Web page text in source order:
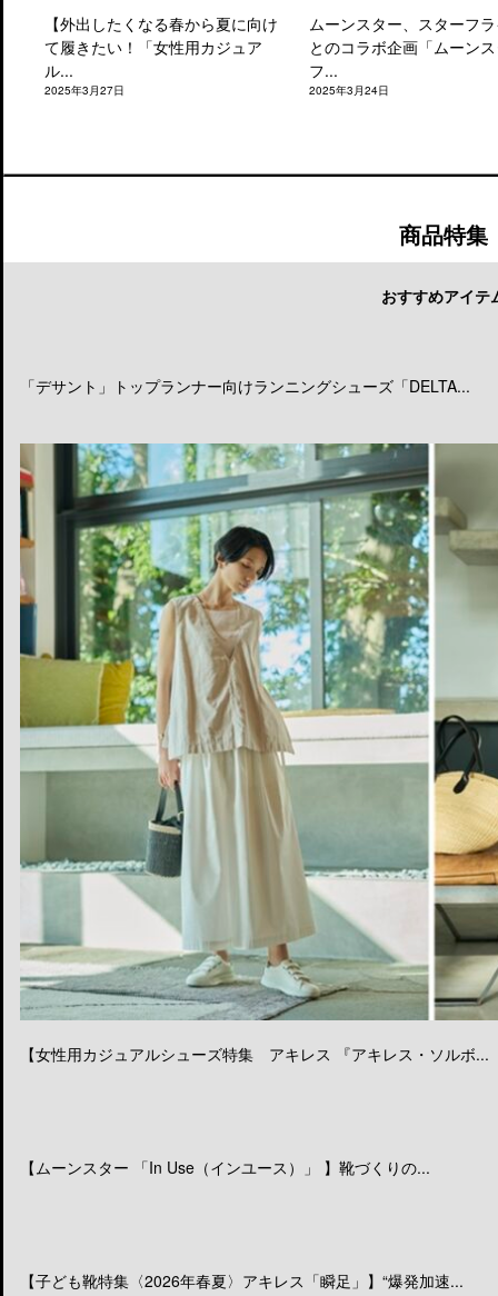
【外出したくなる春から夏に向け
て履きたい！「女性用カジュア
ル...
2025年3月27日
ムーンスター、スターフ
とのコラボ企画「ムーン
フ...
2025年3月24日
商品特集
おすすめアイテ
「デサント」トップランナー向けランニングシューズ「DELTA...
【女性用カジュアルシューズ特集 アキレス 『アキレス・ソルボ...
【ムーンスター 「In Use（インユース）」 】靴づくりの...
【子ども靴特集〈2026年春夏〉アキレス「瞬足」】“爆発加速...